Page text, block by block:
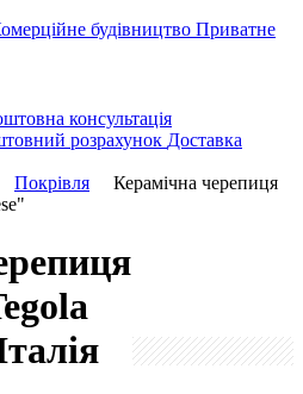
будівництво Приватне
консультація
розрахунок Доставка
Покрівля
Керамічна черепиця